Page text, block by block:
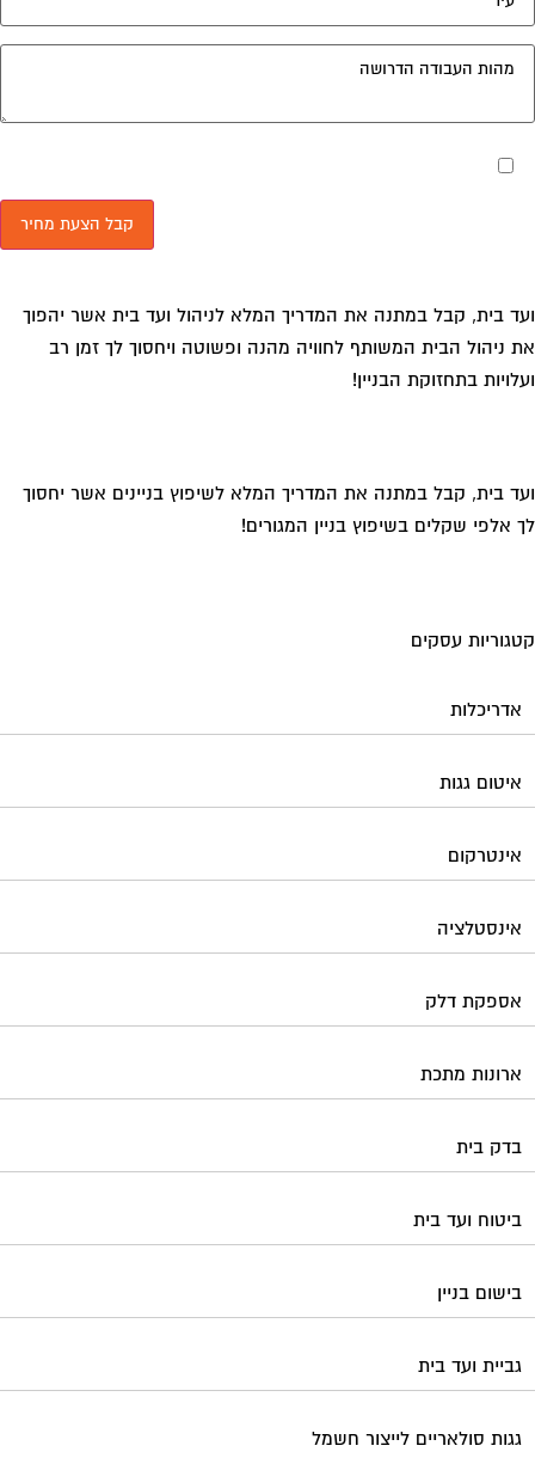
מאשר את תנאי הפרטיות
בית, קבל במתנה את המדריך המלא לניהול ועד בית אשר יהפוך
ניהול הבית המשותף לחוויה מהנה ופשוטה ויחסוך לך זמן רב
בתחזוקת הבניין!
בית, קבל במתנה את המדריך המלא לשיפוץ בניינים אשר יחסוך
אלפי שקלים בשיפוץ בניין המגורים!
עסקים
אדריכלות
איטום גגות
אינטרקום
אינסטלציה
אספקת דלק
ארונות מתכת
בדק בית
ביטוח ועד בית
בישום בניין
גביית ועד בית
גגות סולאריים לייצור חשמל